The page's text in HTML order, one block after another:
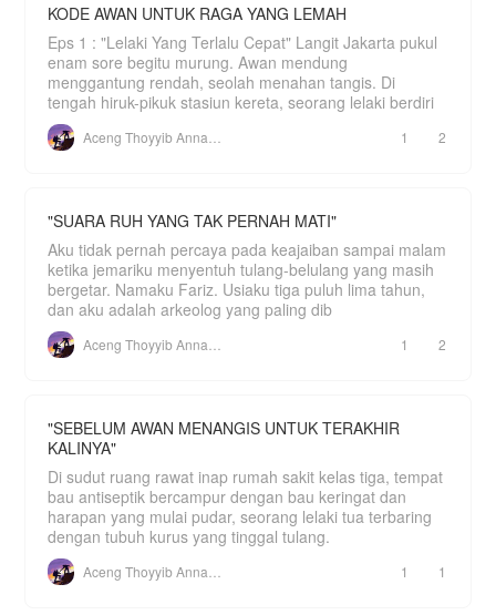
KODE AWAN UNTUK RAGA YANG LEMAH
Eps 1 : "Lelaki Yang Terlalu Cepat" Langit Jakarta pukul
enam sore begitu murung. Awan mendung
menggantung rendah, seolah menahan tangis. Di
tengah hiruk-pikuk stasiun kereta, seorang lelaki berdiri
1 2
"SUARA RUH YANG TAK PERNAH MATI"
Aku tidak pernah percaya pada keajaiban sampai malam
ketika jemariku menyentuh tulang-belulang yang masih
bergetar. Namaku Fariz. Usiaku tiga puluh lima tahun,
dan aku adalah arkeolog yang paling dib
1 2
"SEBELUM AWAN MENANGIS UNTUK TERAKHIR
KALINYA"
Di sudut ruang rawat inap rumah sakit kelas tiga, tempat
bau antiseptik bercampur dengan bau keringat dan
harapan yang mulai pudar, seorang lelaki tua terbaring
dengan tubuh kurus yang tinggal tulang.
1 1